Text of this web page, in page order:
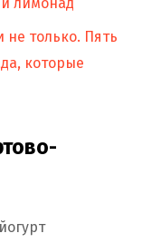
не только. Пять
которые